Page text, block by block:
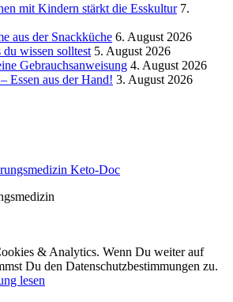
mit Kindern stärkt die Esskultur 7.
aus der Snackküche 6. August 2026
du wissen solltest 5. August 2026
Gebrauchsanweisung 4. August 2026
Essen aus der Hand! 3. August 2026
& Analytics. Wenn Du weiter auf
Du den Datenschutzbestimmungen zu.
lesen